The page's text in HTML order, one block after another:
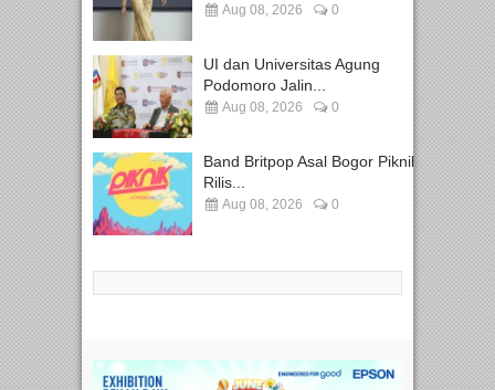
Aug 08, 2026 0
UI dan Universitas Agung
Podomoro Jalin...
Aug 08, 2026 0
Band Britpop Asal Bogor Piknik
Rilis...
Aug 08, 2026 0